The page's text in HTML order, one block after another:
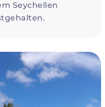
Seychellen